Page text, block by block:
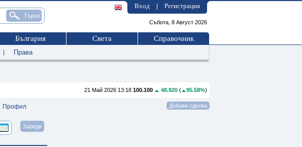
Вход Регистрация
Събота, 8 Август 2026
България Света Справочник
Права
21 Май 2026 13:18 100.100 48.920 ( 95.58%)
Профил